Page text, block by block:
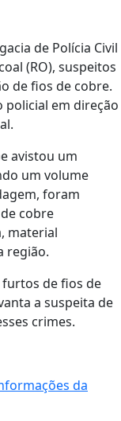
de Polícia Civil
(RO), suspeitos
de fios de cobre.
em direção
avistou um
um volume
foram
cobre
material
região.
de fios de
a suspeita de
crimes.
da